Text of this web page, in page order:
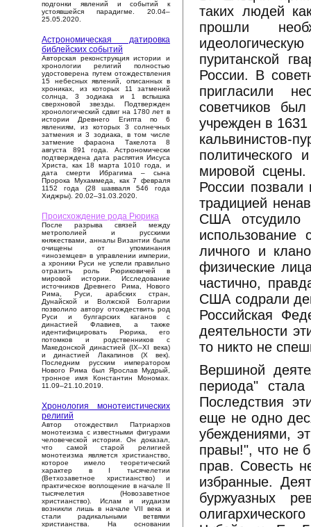
подгонки явлений и событий к
устоявшейся парадигме. 20.04–
25.05.2020.
Астрономическая датировка
библейских событий
Авторская реконструкция истории и
хронологии религий полностью
удостоверена путем отождествления
15 небесных явлений, описанных в
хрониках, из которых 11 затмений
солнца, 3 зодиака и 1 вспышка
сверхновой звезды. Подтвержден
хронологический сдвиг на 1780 лет в
истории Древнего Египта по 6
явлениям, из которых 3 солнечных
затмения и 3 зодиака, в том числе
затмение фараона Такелота 8
августа 891 года. Астрономически
подтверждена дата распятия Иисуса
Христа, как 18 марта 1010 года, и
дата смерти Ибрагима – сына
Пророка Мухаммеда, как 7 февраля
1152 года (28 шавваля 546 года
Хиджры). 20.02–31.03.2020.
Происхождение рода Рюрика
После разрыва связей между
метрополией и русскими
княжествами, анналы Византии были
очищены от упоминания
«иноземцев» в управлении империи,
а хроники Руси не успели правильно
отразить роль Рюриковичей в
мировой истории. Исследование
источников Древнего Рима, Нового
Рима, Руси, арабских стран,
Дунайской и Волжской Болгарии
позволило автору отождествить род
Руси и булгарских каганов с
династией Флавиев, а также
идентифицировать Рюрика, его
потомков и родственников с
Македонской династией (IX–XI века)
и династией Лакапинов (X век).
Последним русским императором
Нового Рима был Ярослав Мудрый,
тронное имя Константин Мономах.
11.09–21.10.2019.
Хронология монотеистических
религий
Автор отождествил Патриархов
монотеизма с известными фигурами
человеческой истории. Он доказал,
что самой старой религией
монотеизма является христианство,
которое имело теоретический
характер в I тысячелетии
(Ветхозаветное христианство) и
практическое воплощение в начале II
тысячелетия (Новозаветное
христианство). Ислам и иудаизм
возникли лишь в начале VII века и
стали радикальными ветвями
христианства. На основании
таких людей
прошли
пуританской
России. В
пригласили
советчиков
учрежден в 1631
кальвинистов-
политического
мировой сцены.
России
традицией
США отсудило
использование
личного и
физические
частично,
США содрали
Российская
деятельности
то никто не
Вершиной
периода"
Последствия
еще не одно
убеждениями,
правы!", что не
прав. Совесть
избранные.
буржуазных